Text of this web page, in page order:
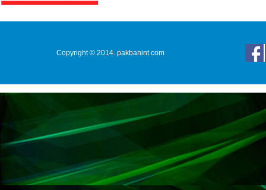
Copyright © 2014. pakbanint.com